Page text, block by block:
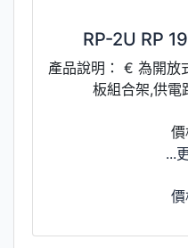
RP-2U RP
產品說明： € 為開放
板組合架,供電
...